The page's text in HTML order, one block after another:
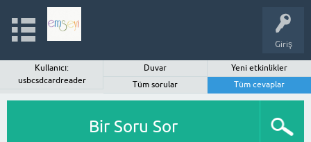
Giriş
Kullanıcı:
usbcsdcardreader
Duvar
Yeni etkinlikler
Tüm sorular
Tüm cevaplar
Bir Soru Sor